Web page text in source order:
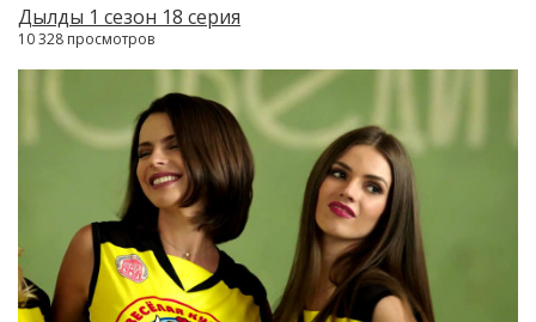
Дылды 1 сезон 18 серия
10 328 просмотров